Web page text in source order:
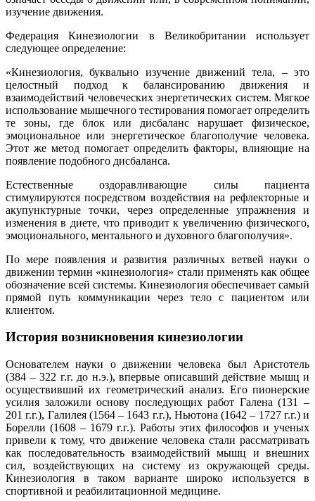
изучение движения.
Федерация Кинезиологии в Великобритании использует
следующее определение:
«Кинезиология, буквально изучение движений тела, – это
целостный подход к балансированию движения и
взаимодействий человеческих энергетических систем. Мягкое
использование мышечного тестирования помогает определить
те зоны, где блок или дисбаланс нарушает физическое,
эмоциональное или энергетическое благополучие человека.
Этот же метод помогает определить факторы, влияющие на
появление подобного дисбаланса.
Естественные оздоравливающие силы пациента
стимулируются посредством воздействия на рефлекторные и
акупунктурные точки, через определенные упражнения и
изменения в диете, что приводит к увеличению физического,
эмоционального, ментального и духовного благополучия».
По мере появления и развития различных ветвей науки о
движении термин «кинезиология» стали применять как общее
обозначение всей системы. Кинезиология обеспечивает самый
прямой путь коммуникации через тело с пациентом или
клиентом.
История возникновения кинезиологии
Основателем науки о движении человека был Аристотель
(384 – 322 г.г. до н.э.), впервые описавший действие мышц и
осуществивший их геометрический анализ. Его пионерские
усилия заложили основу последующих работ Галена (131 –
201 г.г.), Галилея (1564 – 1643 г.г.), Ньютона (1642 – 1727 г.г.) и
Борелли (1608 – 1679 г.г.). Работы этих философов и ученых
привели к тому, что движение человека стали рассматривать
как последовательность взаимодействий мышц и внешних
сил, воздействующих на систему из окружающей среды.
Кинезиология в таком варианте широко используется в
спортивной и реабилитационной медицине.